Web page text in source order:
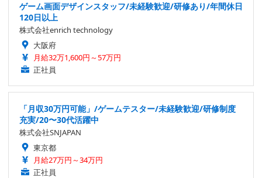
ゲーム画面デザインスタッフ/未経験歓迎/研修あり/年間休日
120日以上
株式会社enrich technology
大阪府
月給32万1,600円～57万円
正社員
「月収30万円可能」/ゲームテスター/未経験歓迎/研修制度
充実/20〜30代活躍中
株式会社SNJAPAN
東京都
月給27万円～34万円
正社員